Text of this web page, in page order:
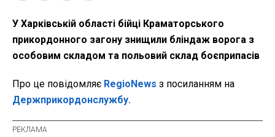
У Харківській області бійці Краматорського
прикордонного загону знищили бліндаж ворога з
особовим складом та польовий склад боєприпасів
Про це повідомляє RegioNews з посиланням на
Держприкордонслужбу.